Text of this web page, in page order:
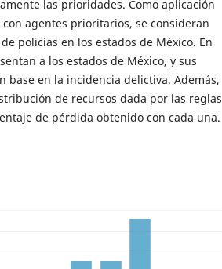
las prioridades. Como aplicación
agentes prioritarios, se consideran
policías en los estados de México. En
a los estados de México, y sus
base en la incidencia delictiva. Además,
de recursos dada por las reglas
de pérdida obtenido con cada una.